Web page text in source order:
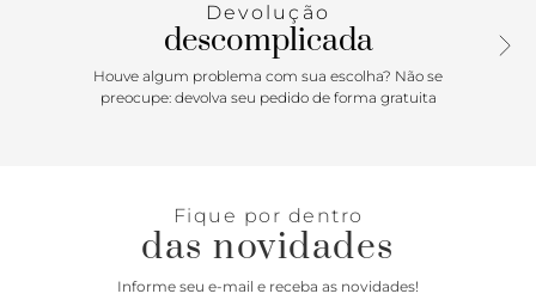
Super cute! A bolsa redonda ANACAPRI é uma alternativa
descontraída e super fun de arrematar os looks despojados
do dia a dia. Confeccionada em material resistente e
Devolução
descomplicada
Houve algum problema com sua escolha? Não se
preocupe: devolva seu pedido de forma gratuita
Fique por dentro
das novidades
Informe seu e-mail e receba as novidades!